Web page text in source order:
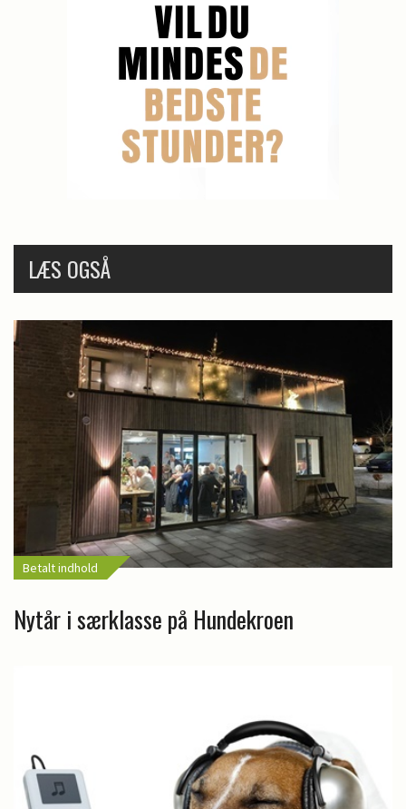
LÆS OGSÅ
Betalt indhold
Nytår i særklasse på Hundekroen